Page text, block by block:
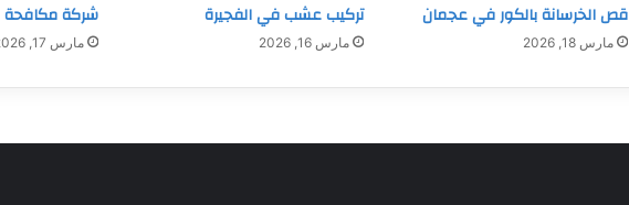
قص الخرسانة بالكور في عجمان
مارس 18, 2026
تركيب عشب في الفجيرة
مارس 16, 2026
شركة مكافحة
مارس 17, 2026